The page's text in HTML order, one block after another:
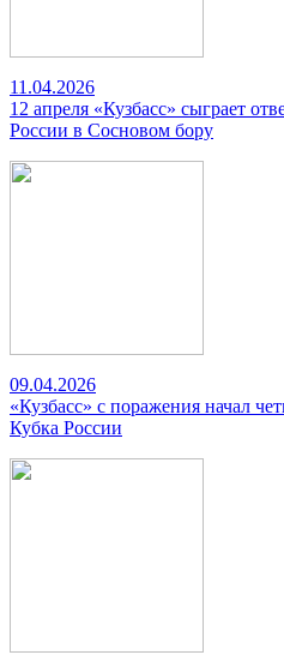
11.04.2026
12 апреля «Кузбасс» сыграет
России в Сосновом бору
09.04.2026
«Кузбасс» с поражения начал
Кубка России